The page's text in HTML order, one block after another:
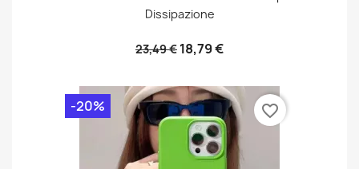
Dissipazione
23,49 € 18,79 €
-20% favorite_border